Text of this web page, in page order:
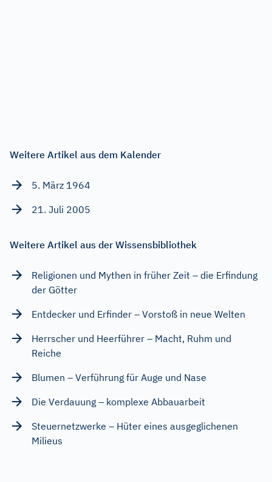
Weitere Artikel aus dem Kalender
5. März 1964
21. Juli 2005
Weitere Artikel aus der Wissensbibliothek
Religionen und Mythen in früher Zeit – die Erfindung
der Götter
Entdecker und Erfinder – Vorstoß in neue Welten
Herrscher und Heerführer – Macht, Ruhm und
Reiche
Blumen – Verführung für Auge und Nase
Die Verdauung – komplexe Abbauarbeit
Steuernetzwerke – Hüter eines ausgeglichenen
Milieus